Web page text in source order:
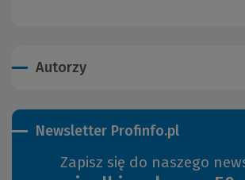
Autorzy
Newsletter Profinfo.pl
Zapisz się do naszego